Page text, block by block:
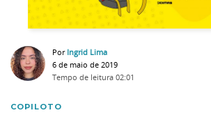
Por Ingrid Lima
6 de maio de 2019
Tempo de leitura 02:01
COPILOTO